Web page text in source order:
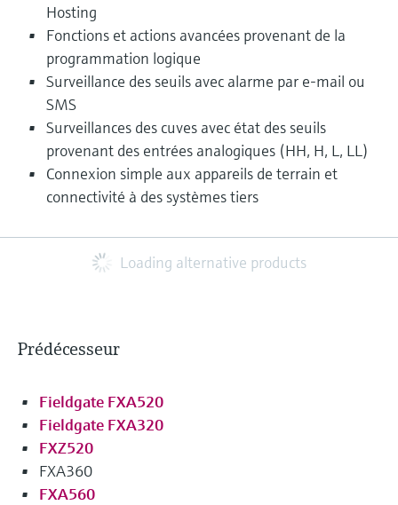
Hosting
Fonctions et actions avancées provenant de la
programmation logique
Surveillance des seuils avec alarme par e-mail ou
SMS
Surveillances des cuves avec état des seuils
provenant des entrées analogiques (HH, H, L, LL)
Connexion simple aux appareils de terrain et
connectivité à des systèmes tiers
Loading alternative products
Prédécesseur
Fieldgate FXA520
Fieldgate FXA320
FXZ520
FXA360
FXA560